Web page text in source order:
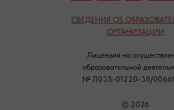
СВЕДЕНИЯ ОБ
ОРГАНИЗАЦИИ
© 2026
Лицензия на
образовательной
№ Л035-01220-38/